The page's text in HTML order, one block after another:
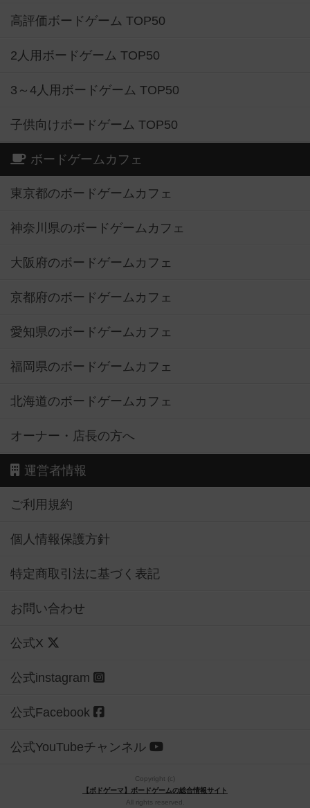
高評価ボードゲーム TOP50
2人用ボードゲーム TOP50
3～4人用ボードゲーム TOP50
子供向けボードゲーム TOP50
ボードゲームカフェ
東京都のボードゲームカフェ
神奈川県のボードゲームカフェ
大阪府のボードゲームカフェ
京都府のボードゲームカフェ
愛知県のボードゲームカフェ
福岡県のボードゲームカフェ
北海道のボードゲームカフェ
オーナー・店長の方へ
運営者情報
ご利用規約
個人情報保護方針
特定商取引法に基づく表記
お問い合わせ
公式X
公式instagram
公式Facebook
公式YouTubeチャンネル
Copyright (c)
【ボドゲーマ】ボードゲームの総合情報サイト
All rights reserved.